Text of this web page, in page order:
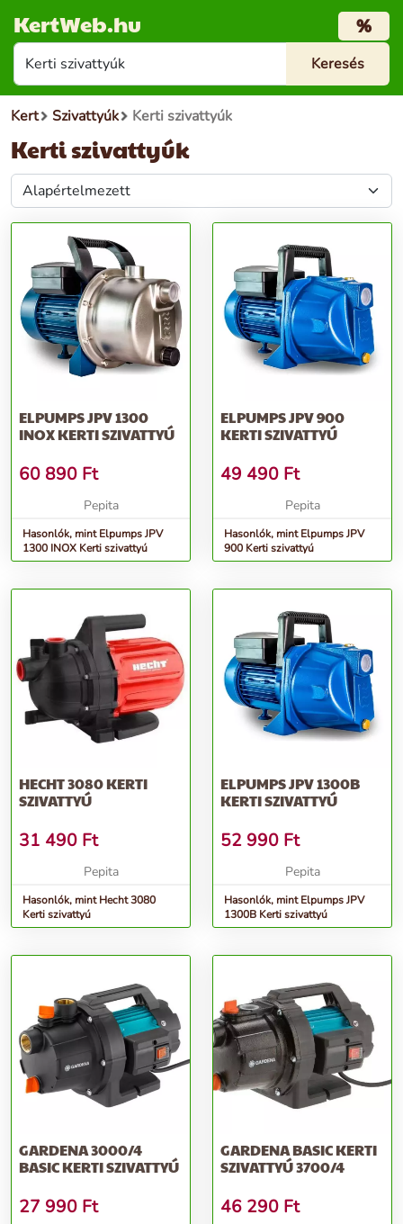
KertWeb.hu %
Kert Szivattyúk Kerti szivattyúk
Kerti szivattyúk
ELPUMPS JPV 1300
INOX KERTI SZIVATTYÚ
60 890 Ft
Pepita
Hasonlók, mint Elpumps JPV
1300 INOX Kerti szivattyú
ELPUMPS JPV 900
KERTI SZIVATTYÚ
49 490 Ft
Pepita
Hasonlók, mint Elpumps JPV
900 Kerti szivattyú
HECHT 3080 KERTI
SZIVATTYÚ
31 490 Ft
Pepita
Hasonlók, mint Hecht 3080
Kerti szivattyú
ELPUMPS JPV 1300B
KERTI SZIVATTYÚ
52 990 Ft
Pepita
Hasonlók, mint Elpumps JPV
1300B Kerti szivattyú
GARDENA 3000/4
BASIC KERTI SZIVATTYÚ
27 990 Ft
GARDENA BASIC KERTI
SZIVATTYÚ 3700/4
46 290 Ft